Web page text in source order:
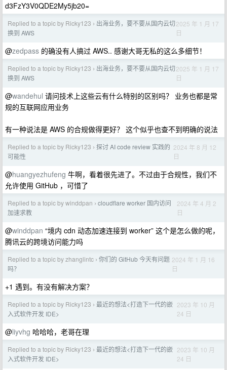
d3FzY3V0QDE2My5jb20=
Replied to a topic by Ricky123 › 出海业务，要不要从国内云切
换到 AWS
2025 年 1 月 17
日
@zedpass 的确没有人搞过 AWS.. 感谢大哥无私的这么多细节！
Replied to a topic by Ricky123 › 出海业务，要不要从国内云切
换到 AWS
2025 年 1 月 17
日
@wandehul 请问技术上这些云有什么特别的区别吗？ 业务也都是常
规的互联网应用业务
有一种说法是 AWS 的合规做得更好？ 这个似乎也查不到明确的说法
Replied to a topic by Ricky123 › 探讨 AI code review 实践的
可能性
2024 年 8 月 12
日
@huangyezhufeng 牛啊，看着很先进了。不过由于合规性，我们不
允许使用 GitHub ，可惜了
Replied to a topic by winddpan › cloudflare worker 国内访问
加速求教
2024 年 4 月 2
日
@winddpan “境内 cdn 动态加速连接到 worker” 这个是怎么做的呢，
腾讯云的跨境访问能力吗
Replied to a topic by zhanglintc › 你们的 GitHub 今天有问题
吗？
2024 年 1 月 16
日
+1 遇到。有没有解决方案？
Replied to a topic by Ricky123 › 最近的想法<打造下一代的嵌
入式软件开发 IDE>
2023 年 10 月
24 日
@liyvhg 哈哈哈，老哥在理
Replied to a topic by Ricky123 › 最近的想法<打造下一代的嵌
入式软件开发 IDE>
2023 年 10 月
24 日